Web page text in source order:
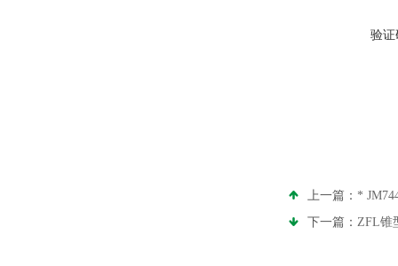
验证
上一篇： *
下一篇： ZFL锥